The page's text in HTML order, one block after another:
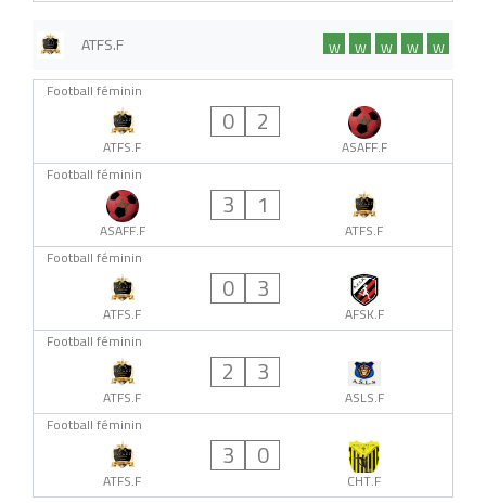
ATFS.F W
W
W
W
W
Football féminin
ATFS.F
0 2
ASAFF.F
Football féminin
ASAFF.F
3 1
ATFS.F
Football féminin
ATFS.F
0 3
AFSK.F
Football féminin
ATFS.F
2 3
ASLS.F
Football féminin
ATFS.F
3 0
CHT.F